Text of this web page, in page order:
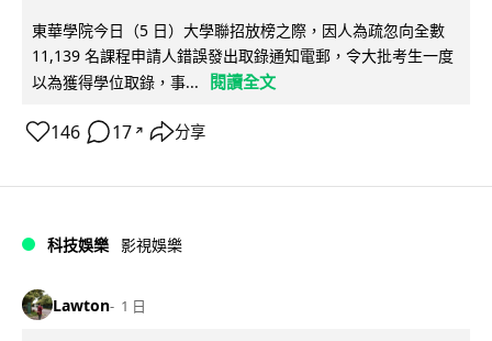
東華學院今日（5 日）大學聯招放榜之際，因人為疏忽向全數
11,139 名課程申請人錯誤發出取錄通知電郵，令大批考生一度
以為獲得學位取錄，事...
閱讀全文
146 17 ↗ 分享
科技娛樂 影視娛樂
Lawton 1 日